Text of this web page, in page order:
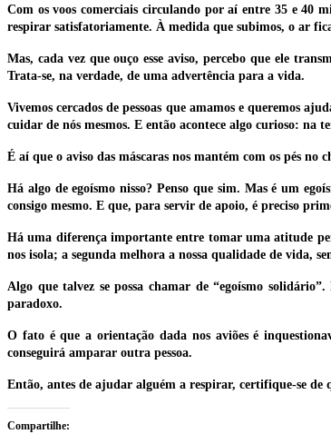
Com os voos comerciais circulando por aí entre 35 e 40
respirar satisfatoriamente. À medida que subimos, o ar
Mas, cada vez que ouço esse aviso, percebo que ele
Trata-se, na verdade, de uma advertência para a vida.
Vivemos cercados de pessoas que amamos e queremos
cuidar de nós mesmos. E então acontece algo curioso: na
É aí que o aviso das máscaras nos mantém com os pés
Há algo de egoísmo nisso? Penso que sim. Mas é um
consigo mesmo. E que, para servir de apoio, é preciso
Há uma diferença importante entre tomar uma atitude
nos isola; a segunda melhora a nossa qualidade de vida,
Algo que talvez se possa chamar de “egoísmo
paradoxo.
O fato é que a orientação dada nos aviões é
conseguirá amparar outra pessoa.
Então, antes de ajudar alguém a respirar, certifique-se de
Compartilhe: